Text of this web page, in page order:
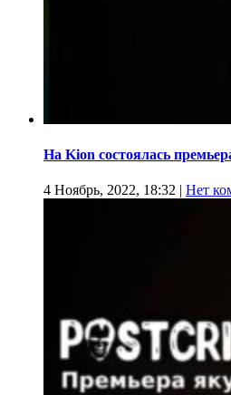
На Kion состоялась
4 Ноябрь, 2022, 18:32 | Нет